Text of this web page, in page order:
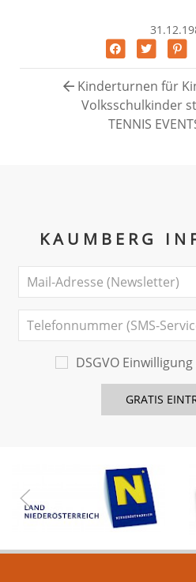
Kinderturnen für
Volksschulkinder
TENNIS
KAUMBERG
DSGVO